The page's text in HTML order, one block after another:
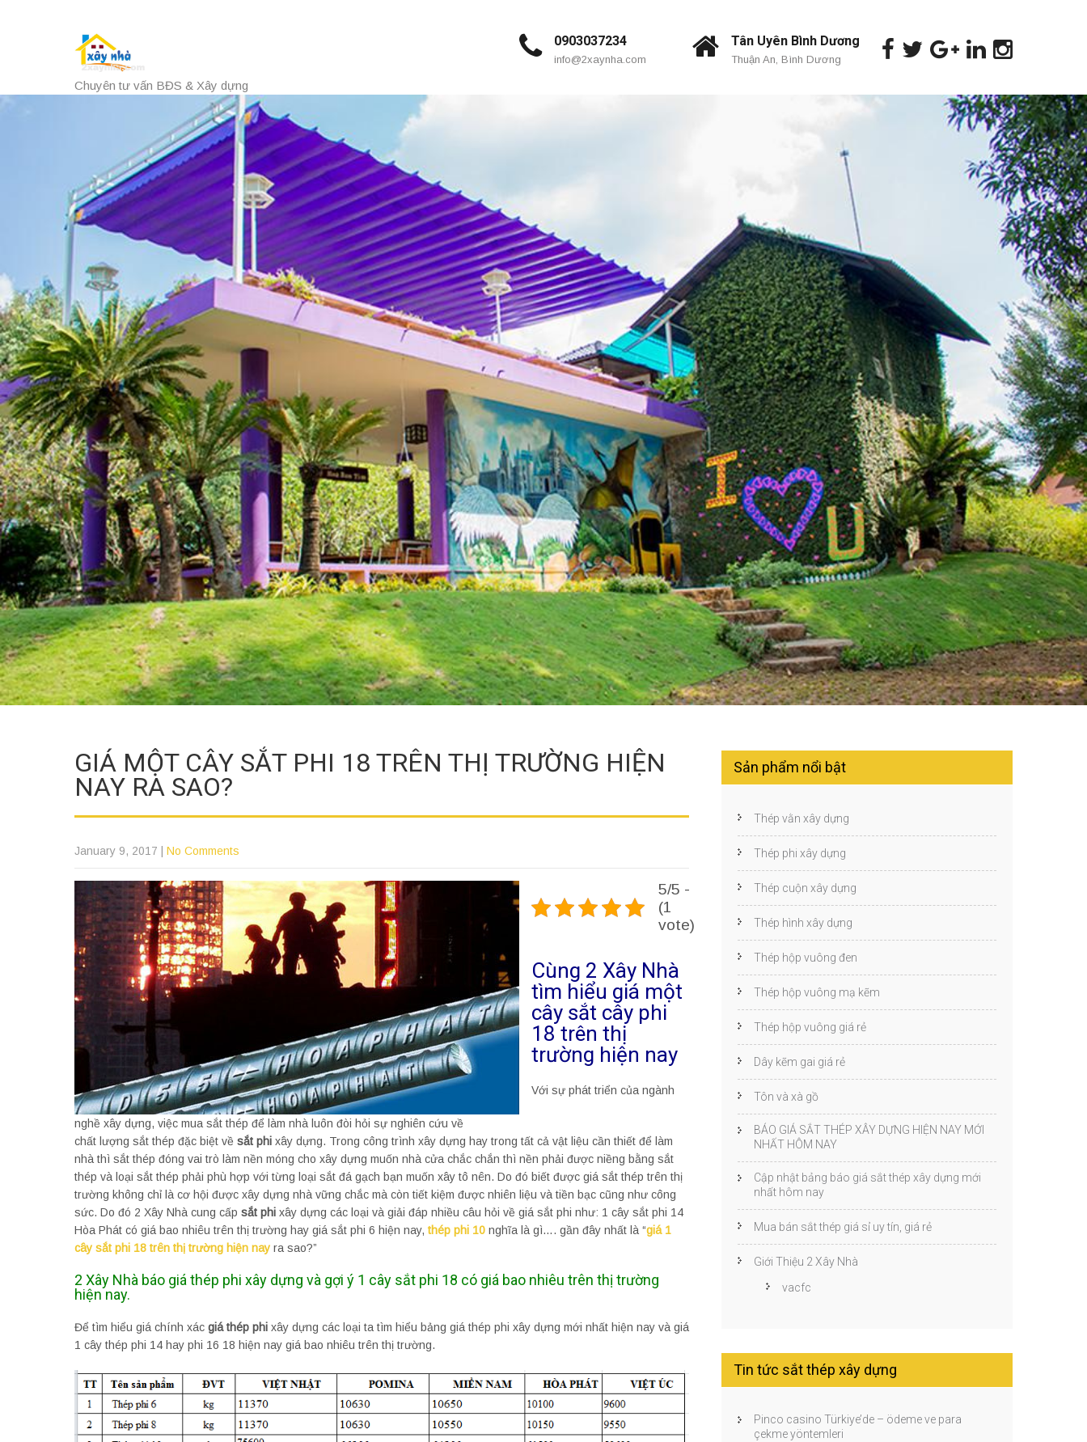
Chuyên tư vấn BĐS & Xây dựng
0903037234
info@2xaynha.com
Tân Uyên Bình Dương
Thuận An, Bình Dương
GIÁ MỘT CÂY SẮT PHI 18 TRÊN THỊ TRƯỜNG HIỆN
NAY RA SAO?
January 9, 2017 No Comments
5/5 -
(1
vote)
Cùng 2 Xây Nhà
tìm hiểu giá một
cây sắt cây phi
18 trên thị
trường hiện nay
Với sự phát triển của ngành
nghề xây dựng, việc mua sắt thép để làm nhà luôn đòi hỏi sự nghiên cứu về
chất lượng sắt thép đặc biệt về sắt phi xây dựng. Trong công trình xây dựng hay trong tất cả vật liệu cần thiết để làm
nhà thì sắt thép đóng vai trò làm nền móng cho xây dựng muốn nhà cửa chắc chắn thì nền phải được niềng bằng sắt
thép và loại sắt thép phải phù hợp với từng loại sắt đá gạch bạn muốn xây tô nên. Do đó biết được giá sắt thép trên thị
trường không chỉ là cơ hội được xây dựng nhà vững chắc mà còn tiết kiệm được nhiên liệu và tiền bạc cũng như công
sức. Do đó 2 Xây Nhà cung cấp sắt phi xây dựng các loại và giải đáp nhiều câu hỏi về giá sắt phi như: 1 cây sắt phi 14
Hòa Phát có giá bao nhiêu trên thị trường hay giá sắt phi 6 hiện nay, thép phi 10 nghĩa là gì…. gần đây nhất là “giá 1
cây sắt phi 18 trên thị trường hiện nay ra sao?”
2 Xây Nhà báo giá thép phi xây dựng và gợi ý 1 cây sắt phi 18 có giá bao nhiêu trên thị trường
hiện nay.
Để tìm hiểu giá chính xác giá thép phi xây dựng các loại ta tìm hiểu bảng giá thép phi xây dựng mới nhất hiện nay và giá
1 cây thép phi 14 hay phi 16 18 hiện nay giá bao nhiêu trên thị trường.
Sản phẩm nổi bật
Thép vằn xây dựng
Thép phi xây dựng
Thép cuộn xây dựng
Thép hình xây dựng
Thép hộp vuông đen
Thép hộp vuông mạ kẽm
Thép hộp vuông giá rẻ
Dây kẽm gai giá rẻ
Tôn và xà gồ
BÁO GIÁ SẮT THÉP XÂY DỰNG HIỆN NAY MỚI
NHẤT HÔM NAY
Cập nhật bảng báo giá sắt thép xây dựng mới
nhất hôm nay
Mua bán sắt thép giá sỉ uy tín, giá rẻ
Giới Thiệu 2 Xây Nhà
vacfc
Tin tức sắt thép xây dựng
Pinco casino Türkiye’de – ödeme ve para
çekme yöntemleri